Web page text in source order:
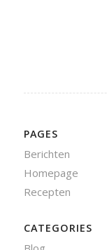
PAGES
Berichten
Homepage
Recepten
CATEGORIES